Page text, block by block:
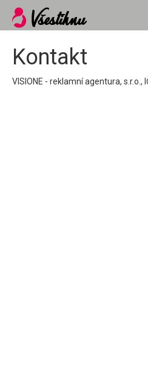
Kontakt
VISIONE - reklamní agentura, s.r.o.,